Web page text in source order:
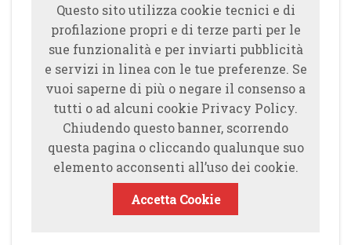
Questo sito utilizza cookie tecnici e di
profilazione propri e di terze parti per le
sue funzionalità e per inviarti pubblicità
e servizi in linea con le tue preferenze. Se
vuoi saperne di più o negare il consenso a
tutti o ad alcuni cookie Privacy Policy.
Chiudendo questo banner, scorrendo
questa pagina o cliccando qualunque suo
elemento acconsenti all’uso dei cookie.
Accetta Cookie